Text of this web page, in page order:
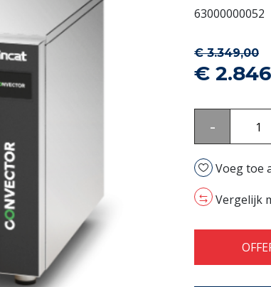
63000000052
€3.349,00
was:
€
€
-
CO343T
Voeg toe
Vergelijk